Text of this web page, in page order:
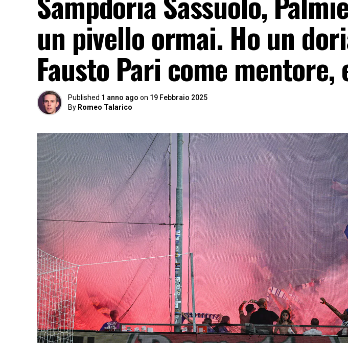
un pivello ormai. Ho un
Fausto Pari come
Published 1 anno ago on 19 Febbraio 2025
By Romeo Talarico